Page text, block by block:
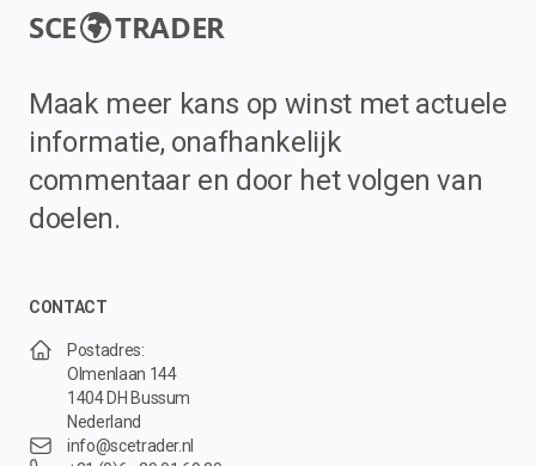
SCE TRADER
Maak meer kans op winst met actuele
informatie, onafhankelijk
commentaar en door het volgen van
doelen.
CONTACT
Postadres:
Olmenlaan 144
1404 DH Bussum
Nederland
info@scetrader.nl